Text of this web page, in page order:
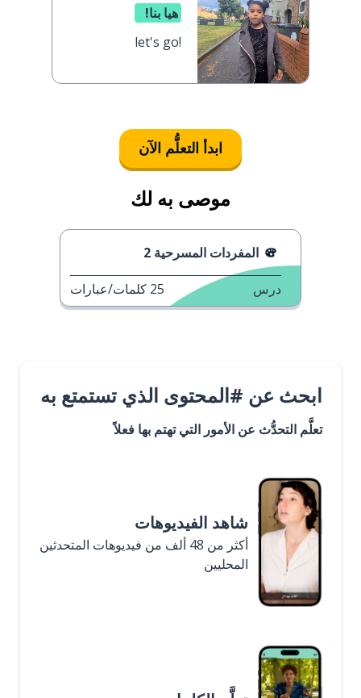
هيا بنا!
let's go!
ابدأ التعلُّم الآن
موصى به لك
المفردات المسرحية 2
درس 25 كلمات/عبارات
ابحث عن #المحتوى الذي تستمتع به
تعلَّم التحدُّث عن الأمور التي تهتم بها فعلاً
شاهد الفيديوهات
أكثر من 48 ألف من فيديوهات المتحدثين
المحليين